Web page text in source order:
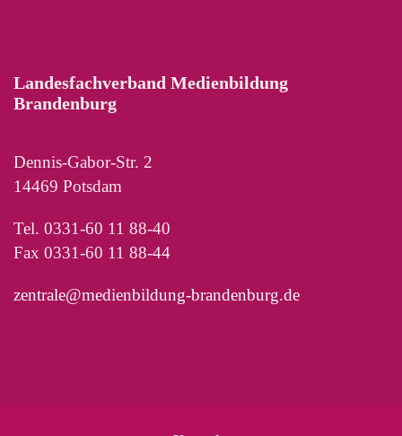
Landesfachverband Medienbildung
Brandenburg
Dennis-Gabor-Str. 2
14469 Potsdam
Tel. 0331-60 11 88-40
Fax 0331-60 11 88-44
zentrale@medienbildung-brandenburg.de